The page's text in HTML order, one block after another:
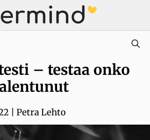
– testaa onko
Petra Lehto